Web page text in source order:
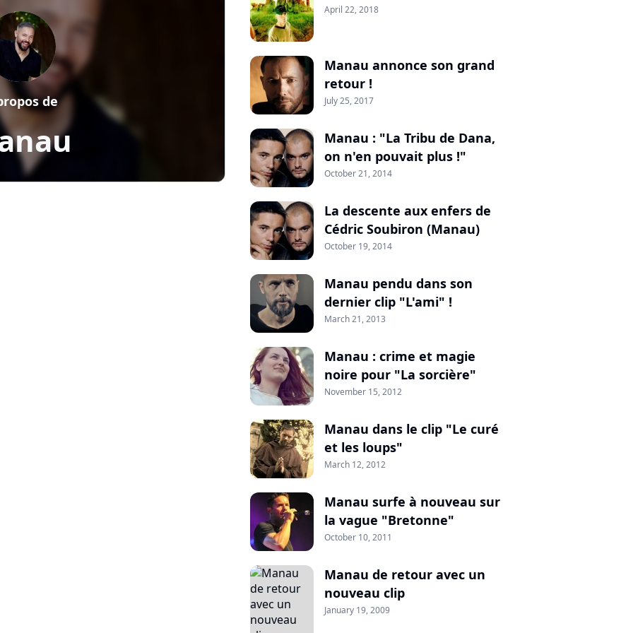
de
April 22, 2018
Manau annonce son grand
retour !
July 25, 2017
Manau : "La Tribu de Dana,
on n'en pouvait plus !"
October 21, 2014
La descente aux enfers de
Cédric Soubiron (Manau)
October 19, 2014
Manau pendu dans son
dernier clip "L'ami" !
March 21, 2013
Manau : crime et magie
noire pour "La sorcière"
November 15, 2012
Manau dans le clip "Le curé
et les loups"
March 12, 2012
Manau surfe à nouveau sur
la vague "Bretonne"
October 10, 2011
Manau de retour avec un
nouveau clip
January 19, 2009